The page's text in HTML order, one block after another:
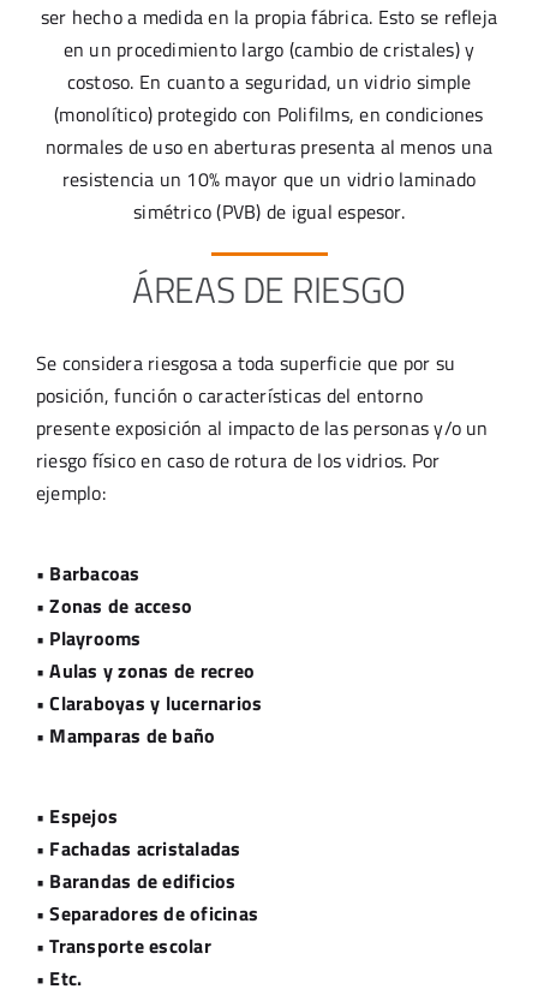
ser hecho a medida en la propia fábrica. Esto se refleja
en un procedimiento largo (cambio de cristales) y
costoso. En cuanto a seguridad, un vidrio simple
(monolítico) protegido con Polifilms, en condiciones
normales de uso en aberturas presenta al menos una
resistencia un 10% mayor que un vidrio laminado
simétrico (PVB) de igual espesor.
ÁREAS DE RIESGO
Se considera riesgosa a toda superficie que por su
posición, función o características del entorno
presente exposición al impacto de las personas y/o un
riesgo físico en caso de rotura de los vidrios. Por
ejemplo:
• Barbacoas
• Zonas de acceso
• Playrooms
• Aulas y zonas de recreo
• Claraboyas y lucernarios
• Mamparas de baño
• Espejos
• Fachadas acristaladas
• Barandas de edificios
• Separadores de oficinas
• Transporte escolar
• Etc.